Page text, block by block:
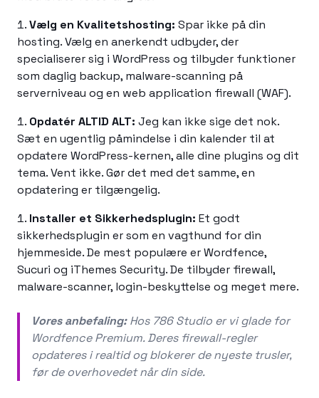
Vælg en Kvalitetshosting: Spar ikke på din
hosting. Vælg en anerkendt udbyder, der
specialiserer sig i WordPress og tilbyder funktioner
som daglig backup, malware-scanning på
serverniveau og en web application firewall (WAF).
Opdatér ALTID ALT: Jeg kan ikke sige det nok.
Sæt en ugentlig påmindelse i din kalender til at
opdatere WordPress-kernen, alle dine plugins og dit
tema. Vent ikke. Gør det med det samme, en
opdatering er tilgængelig.
Installer et Sikkerhedsplugin: Et godt
sikkerhedsplugin er som en vagthund for din
hjemmeside. De mest populære er Wordfence,
Sucuri og iThemes Security. De tilbyder firewall,
malware-scanner, login-beskyttelse og meget mere.
Vores anbefaling:Hos 786 Studio er vi glade for
Wordfence Premium. Deres firewall-regler
opdateres i realtid og blokerer de nyeste trusler,
før de overhovedet når din side.